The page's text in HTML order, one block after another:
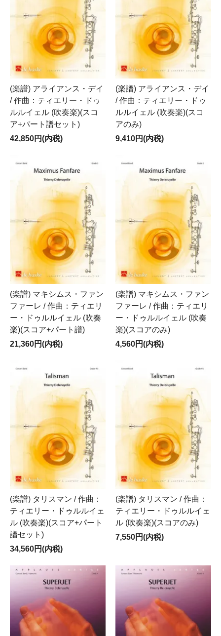
(楽譜) アライアンス・デイ
/ 作曲：ティエリー・ドゥ
ルルイェル (吹奏楽)(スコ
ア+パート譜セット)
42,850円(内税)
(楽譜) アライアンス・デイ
/ 作曲：ティエリー・ドゥ
ルルイェル (吹奏楽)(スコ
アのみ)
9,410円(内税)
(楽譜) マキシムス・ファン
ファーレ / 作曲：ティエリ
ー・ドゥルルイェル (吹奏
楽)(スコア+パート譜)
21,360円(内税)
(楽譜) マキシムス・ファン
ファーレ / 作曲：ティエリ
ー・ドゥルルイェル (吹奏
楽)(スコアのみ)
4,560円(内税)
(楽譜) タリスマン / 作曲：
ティエリー・ドゥルルイェ
ル (吹奏楽)(スコア+パート
譜セット)
34,560円(内税)
(楽譜) タリスマン / 作曲：
ティエリー・ドゥルルイェ
ル (吹奏楽)(スコアのみ)
7,550円(内税)